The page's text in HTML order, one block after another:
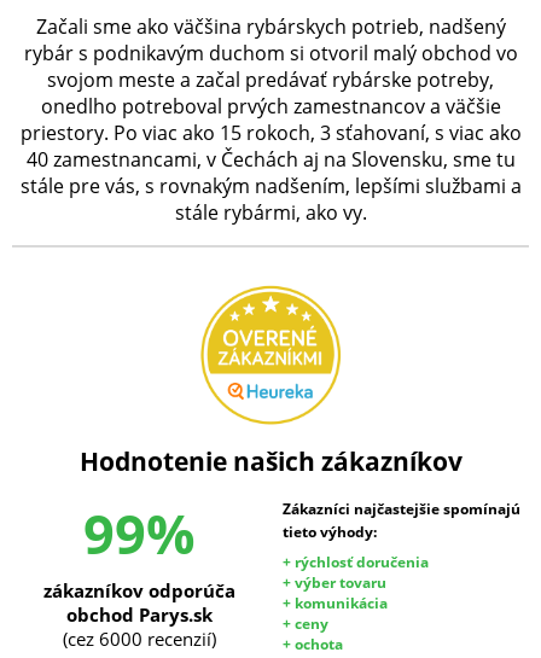
Začali sme ako väčšina rybárskych potrieb, nadšený
rybár s podnikavým duchom si otvoril malý obchod vo
svojom meste a začal predávať rybárske potreby,
onedlho potreboval prvých zamestnancov a väčšie
priestory. Po viac ako 15 rokoch, 3 sťahovaní, s viac ako
40 zamestnancami, v Čechách aj na Slovensku, sme tu
stále pre vás, s rovnakým nadšením, lepšími službami a
stále rybármi, ako vy.
Hodnotenie našich zákazníkov
99%
Zákazníci najčastejšie spomínajú
tieto výhody:
+ rýchlosť doručenia
+ výber tovaru
+ komunikácia
+ ceny
+ ochota
zákazníkov odporúča
obchod Parys.sk
(cez 6000 recenzií)